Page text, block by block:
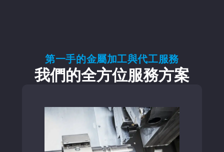
第一手的金屬加工與代工服務
我們的全方位服務方案